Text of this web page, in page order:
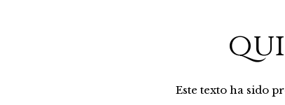
Este texto ha sido